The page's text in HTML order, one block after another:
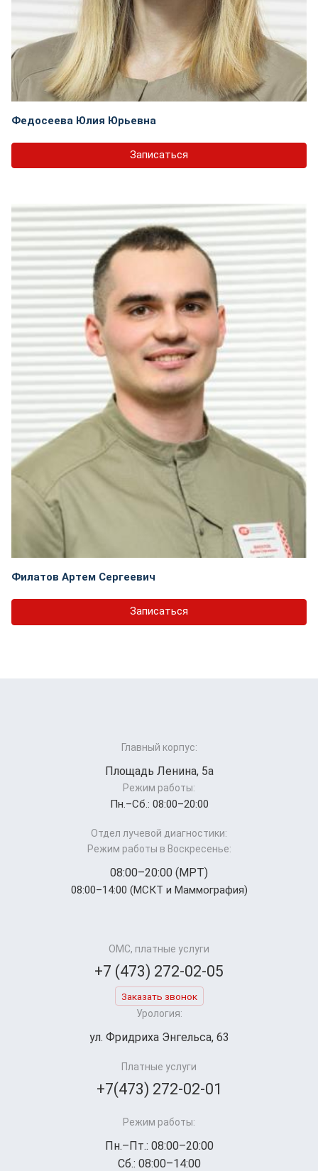
Федосеева Юлия Юрьевна
Записаться
Филатов Артем Сергеевич
Записаться
Главный корпус:
Площадь Ленина, 5а
Режим работы:
Пн.–Cб.: 08:00–20:00
Отдел лучевой диагностики:
Режим работы в Воскресенье:
08:00–20:00 (МРТ)
08:00–14:00 (МСКТ и Маммография)
ОМС, платные услуги
+7 (473) 272-02-05
Заказать звонок
Урология:
ул. Фридриха Энгельса, 63
Платные услуги
+7(473) 272-02-01
Режим работы:
Пн.–Пт.: 08:00–20:00
Сб.: 08:00–14:00